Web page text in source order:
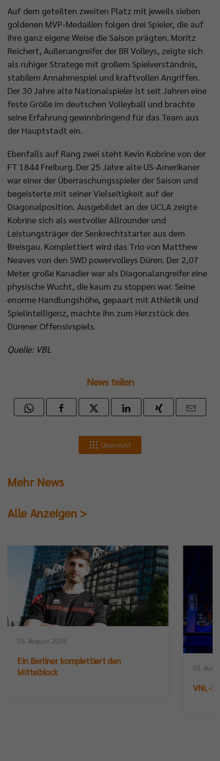
Auf dem geteilten zweiten Platz mit jeweils sieben
goldenen MVP-Medaillen folgen drei Spieler, die auf
ihre ganz eigene Weise die Saison prägten. Moritz
Reichert, Außenangreifer der BR Volleys, zeigte sich
als ruhiger Stratege mit großem Spielverständnis,
stabilem Annahmespiel und kraftvollen Angriffen.
Der 30 Jahre alte Nationalspieler ist seit Jahren eine
feste Größe im deutschen Volleyball und brachte
seine Erfahrung gewinnbringend für das Team aus
der Hauptstadt ein.
Ebenfalls auf Rang zwei steht Kevin Kobrine von der
FT 1844 Freiburg. Der 25 Jahre alte US-Amerikaner
war einer der Überraschungsspieler der Saison und
begeisterte mit seiner Vielseitigkeit auf der
Diagonalposition. Ausgebildet an der UCLA zeigte
Kobrine sich als wertvoller Allrounder und
Leistungsträger der Senkrechtstarter aus dem
Breisgau. Komplettiert wird das Trio von Matthew
Neaves von den SWD powervolleys Düren. Der 2,07
Meter große Kanadier war als Diagonalangreifer eine
physische Wucht, die kaum zu stoppen war. Seine
enorme Handlungshöhe, gepaart mit Athletik und
Spielintelligenz, machte ihn zum Herzstück des
Dürener Offensivspiels.
Quelle: VBL
News teilen
Übersicht
Mehr News
Alle Anzeigen >
05. August 2026
Ein Berliner komplettiert den
Mittelblock
03.
VNL-